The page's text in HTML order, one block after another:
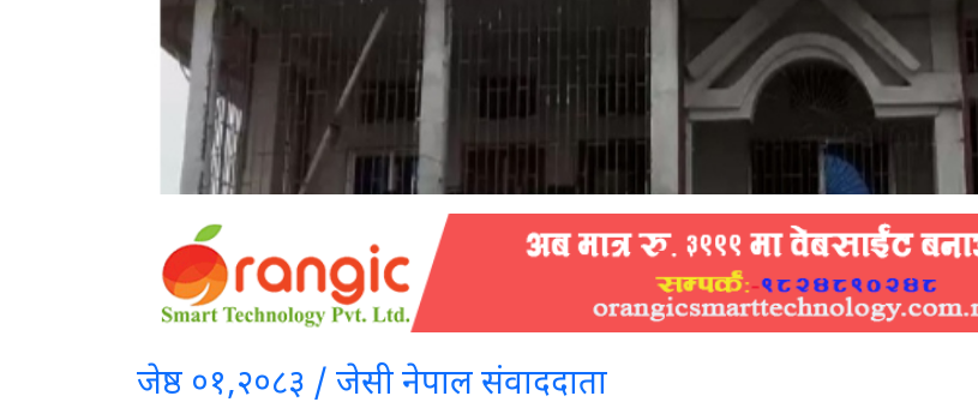
जेष्ठ ०१,२०८३ / जेसी नेपाल संवाददाता